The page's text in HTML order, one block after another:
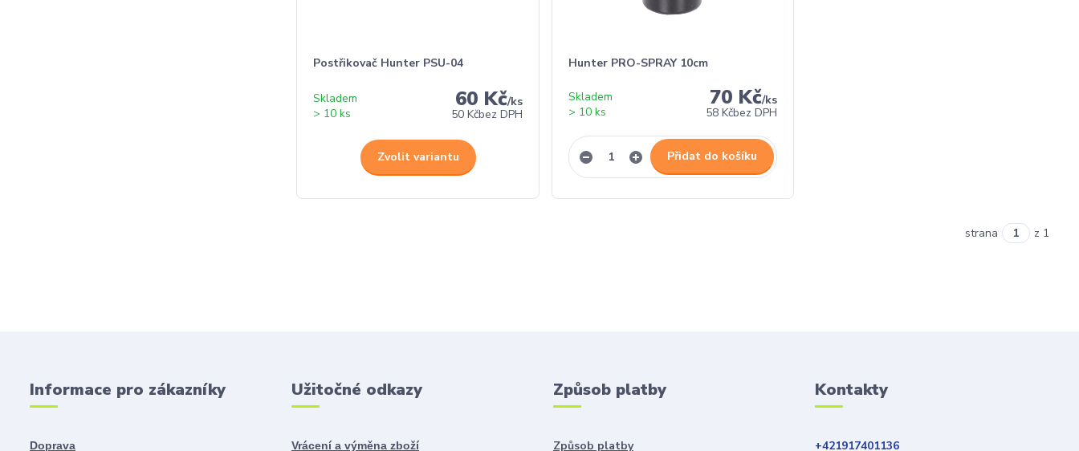
Postřikovač Hunter PSU-04
60 Kč/ks
50 Kčbez DPH
Skladem
> 10 ks
Zvolit variantu
Hunter PRO-SPRAY 10cm
70 Kč/ks
58 Kčbez DPH
Skladem
> 10 ks
Přidat do košíku
strana z 1
Informace pro zákazníky
Doprava
Užitočné odkazy
Vrácení a výměna zboží
Způsob platby
Způsob platby
Kontakty
+421917401136